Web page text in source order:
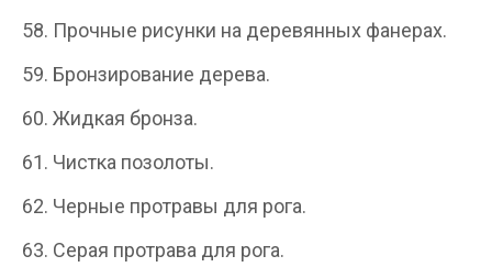
58. Прочные рисунки на деревянных фанерах.
59. Бронзирование дерева.
60. Жидкая бронза.
61. Чистка позолоты.
62. Черные протравы для рога.
63. Серая протрава для рога.